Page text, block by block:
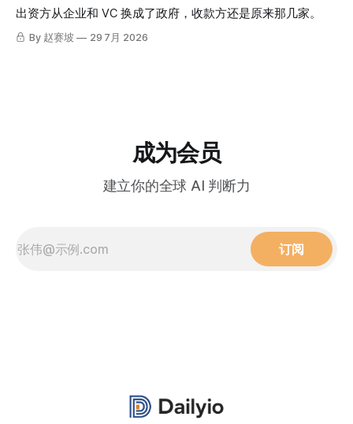
出资方从企业和 VC 换成了政府，收款方还是原来那几家。
By 赵赛坡 29 7月 2026
成为会员
建立你的全球 AI 判断力
订阅